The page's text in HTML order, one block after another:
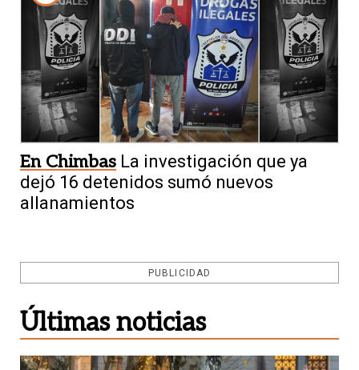
En Chimbas La investigación que ya
dejó 16 detenidos sumó nuevos
allanamientos
PUBLICIDAD
Últimas noticias